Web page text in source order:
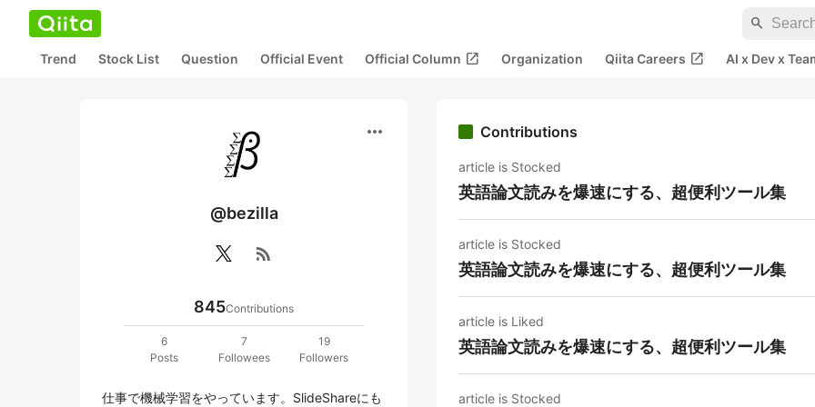
search
Trend Stock List Question Official Event Official Column open_in_new Organization Qiita Careers open_in_new AI x Dev x
more_horiz
@bezilla
rss_feed
845Contributions
6
Posts
7
Followees
19
Followers
仕事で機械学習をやっています。SlideShareにも
Contributions
article is Stocked
英語論文読みを爆速にする、超便利ツール集
article is Stocked
英語論文読みを爆速にする、超便利ツール集
article is Liked
英語論文読みを爆速にする、超便利ツール集
article is Stocked